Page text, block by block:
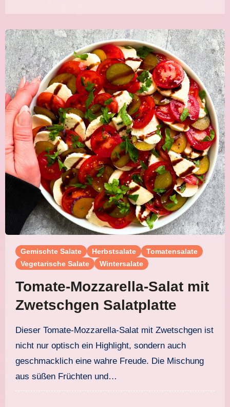
Gemischte Salate Herbstsalate
Tomatensalate
Vegetarische Salate
Wintersalate
Tomate-Mozzarella-Salat mit
Zwetschgen Salatplatte
Dieser Tomate-Mozzarella-Salat mit Zwetschgen ist
nicht nur optisch ein Highlight, sondern auch
geschmacklich eine wahre Freude. Die Mischung
aus süßen Früchten und…